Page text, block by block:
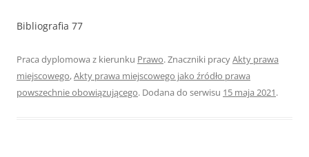
Bibliografia 77
Praca dyplomowa z kierunku Prawo. Znaczniki pracyAkty prawa
miejscowego,Akty prawa miejscowego jako źródło prawa
powszechnie obowiązującego. Dodana do serwisu 15 maja 2021.